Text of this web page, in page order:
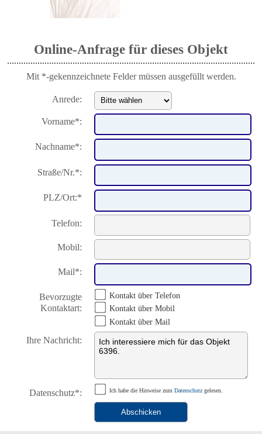
Online-Anfrage für dieses Objekt
Mit *-gekennzeichnete Felder müssen ausgefüllt werden.
Anrede:
Vorname*:
Nachname*:
Straße/Nr.*:
PLZ/Ort:*
Telefon:
Mobil:
Mail*:
Bevorzugte
Kontaktart:
Kontakt über Telefon
Kontakt über Mobil
Kontakt über Mail
Ihre Nachricht:
Datenschutz*: Ich habe die Hinweise zumDatenschutz gelesen.